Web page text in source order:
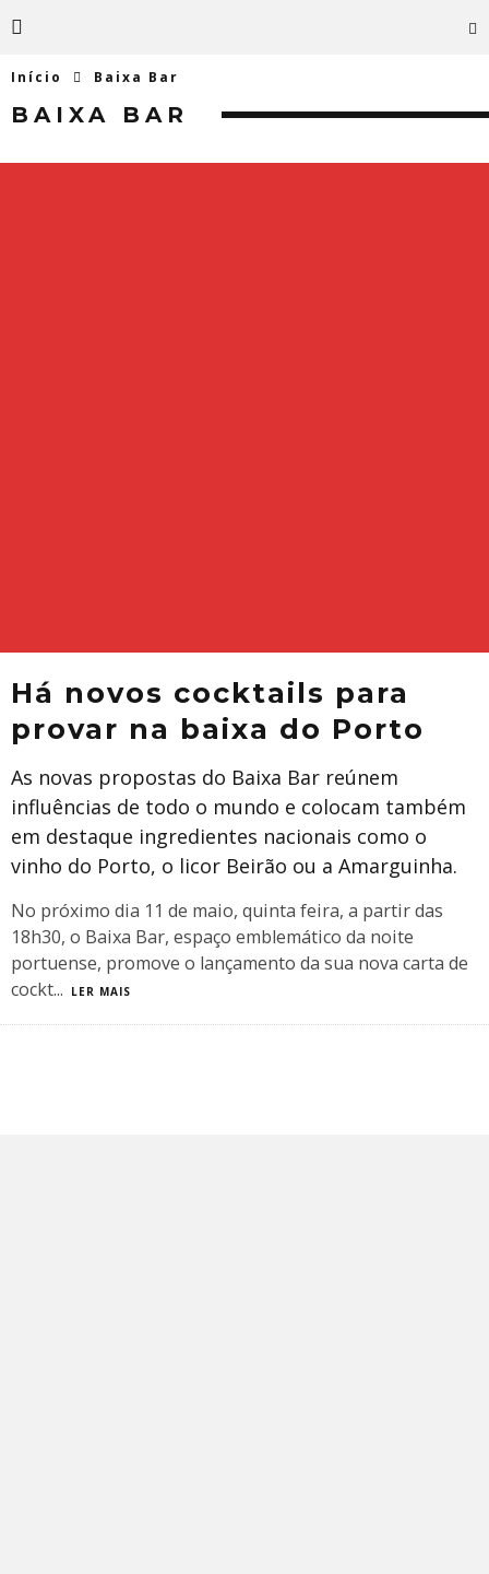
Início Baixa Bar
BAIXA BAR
Há novos cocktails para
provar na baixa do Porto
As novas propostas do Baixa Bar reúnem
influências de todo o mundo e colocam também
em destaque ingredientes nacionais como o
vinho do Porto, o licor Beirão ou a Amarguinha.
No próximo dia 11 de maio, quinta feira, a partir das
18h30, o Baixa Bar, espaço emblemático da noite
portuense, promove o lançamento da sua nova carta de
cockt... LER MAIS